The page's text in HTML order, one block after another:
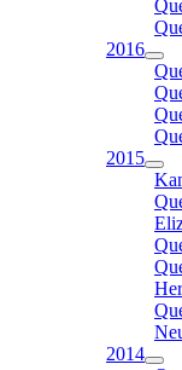
2016
2015
2014